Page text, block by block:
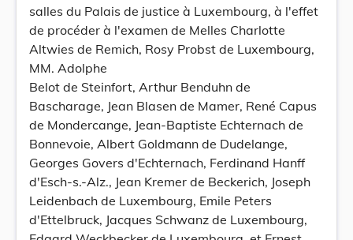
salles du Palais de justice à Luxembourg, à l'effet
de procéder à l'examen de Melles Charlotte
Altwies de Remich, Rosy Probst de Luxembourg,
MM. Adolphe
Belot de Steinfort, Arthur Benduhn de
Bascharage, Jean Blasen de Mamer, René Capus
de Mondercange, Jean-Baptiste Echternach de
Bonnevoie, Albert Goldmann de Dudelange,
Georges Govers d'Echternach, Ferdinand Hanff
d'Esch-s.-Alz., Jean Kremer de Beckerich, Joseph
Leidenbach de Luxembourg, Emile Peters
d'Ettelbruck, Jacques Schwanz de Luxembourg,